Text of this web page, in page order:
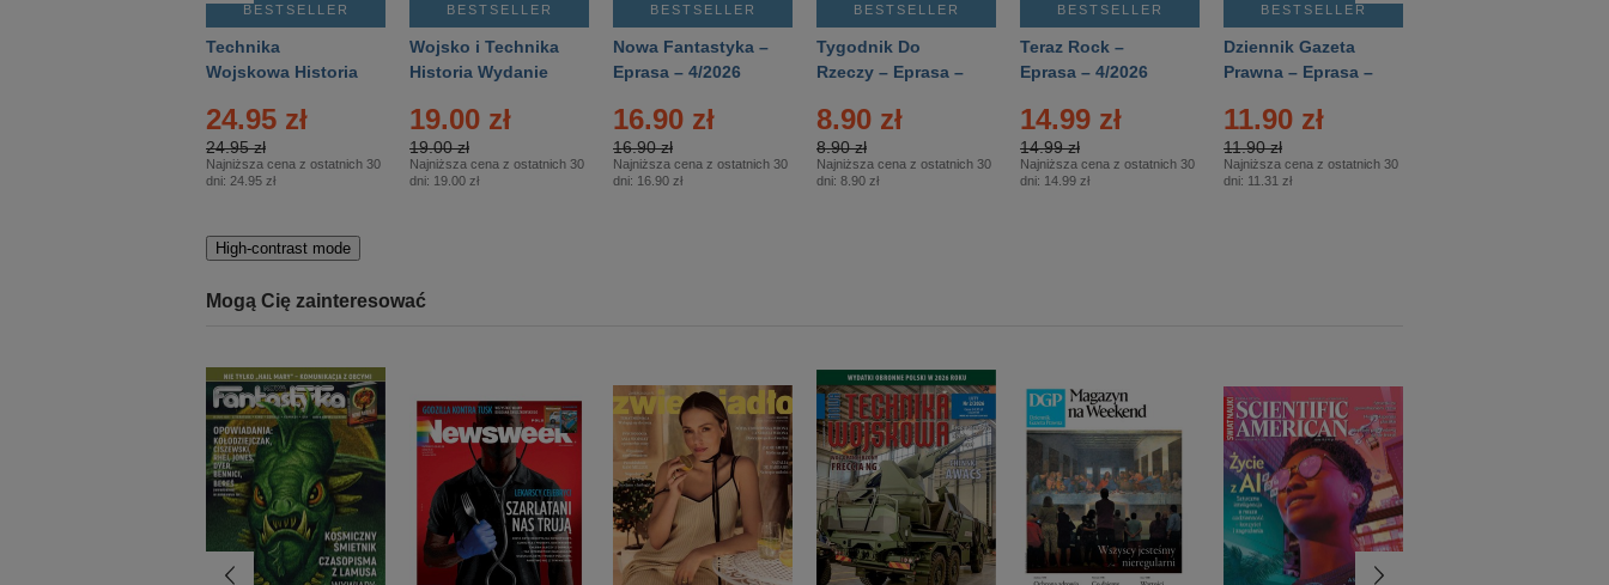
BESTSELLER
Technika
Wojskowa Historia
24.95 zł
24.95 zł
Najniższa cena z ostatnich 30
dni: 24.95 zł
BESTSELLER
Wojsko i Technika
Historia Wydanie
– 2/2026
19.00 zł
19.00 zł
Najniższa cena z ostatnich 30
dni: 19.00 zł
BESTSELLER
Nowa Fantastyka –
Eprasa – 4/2026
16.90 zł
16.90 zł
Najniższa cena z ostatnich 30
dni: 16.90 zł
BESTSELLER
Tygodnik Do
Rzeczy – Eprasa –
8.90 zł
8.90 zł
Najniższa cena z ostatnich 30
dni: 8.90 zł
BESTSELLER
Teraz Rock –
Eprasa – 4/2026
14.99 zł
14.99 zł
Najniższa cena z ostatnich 30
dni: 14.99 zł
BESTSELLER
Dziennik Gazeta
Prawna – Eprasa –
11.90 zł
11.90 zł
Najniższa cena z ostatnich 30
dni: 11.31 zł
High-contrast mode
Mogą Cię zainteresować